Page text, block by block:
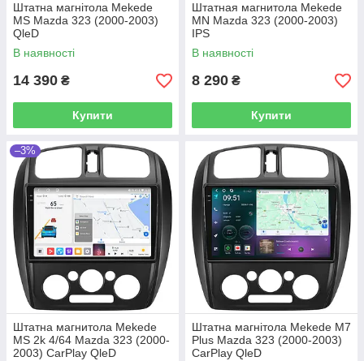
Штатна магнітола Mekede
MS Mazda 323 (2000-2003)
QleD
В наявності
14 390 ₴
Купити
Штатная магнитола Mekede
MN Mazda 323 (2000-2003)
IPS
В наявності
8 290 ₴
Купити
–3%
Штатна магнитола Mekede
MS 2k 4/64 Mazda 323 (2000-
2003) CarPlay QleD
Штатна магнітола Mekede M7
Plus Mazda 323 (2000-2003)
CarPlay QleD